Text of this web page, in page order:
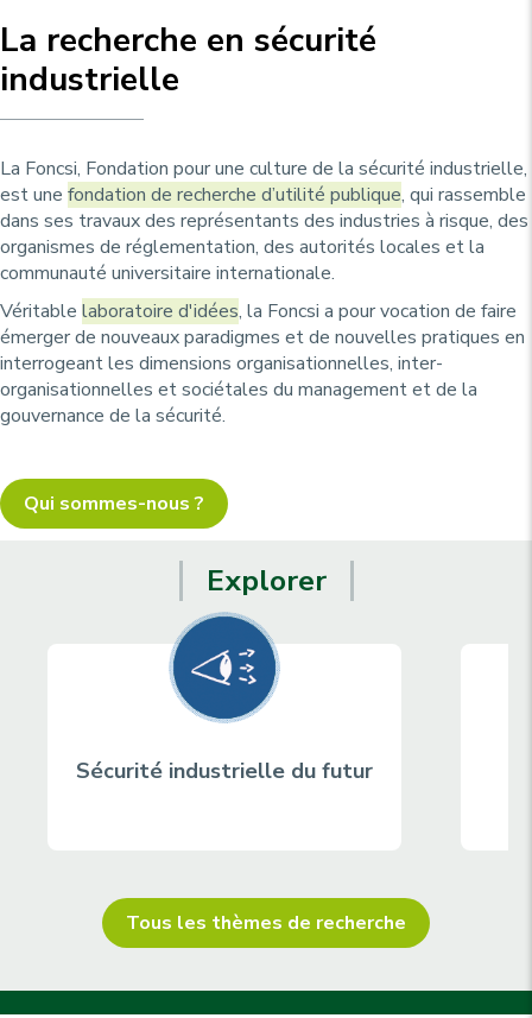
r
i
n
c
i
p
a
l
e
La recherche en sécurité
industrielle
La Foncsi, Fondation pour une culture de la sécurité industrielle,
est une fondation de recherche d’utilité publique, qui rassemble
dans ses travaux des représentants des industries à risque, des
organismes de réglementation, des autorités locales et la
communauté universitaire internationale.
Véritable laboratoire d'idées, la Foncsi a pour vocation de faire
émerger de nouveaux paradigmes et de nouvelles pratiques en
interrogeant les dimensions organisationnelles, inter-
organisationnelles et sociétales du management et de la
gouvernance de la sécurité.
Qui sommes-nous ?
Explorer
Sécurité industrielle du futur
Tous les thèmes de recherche